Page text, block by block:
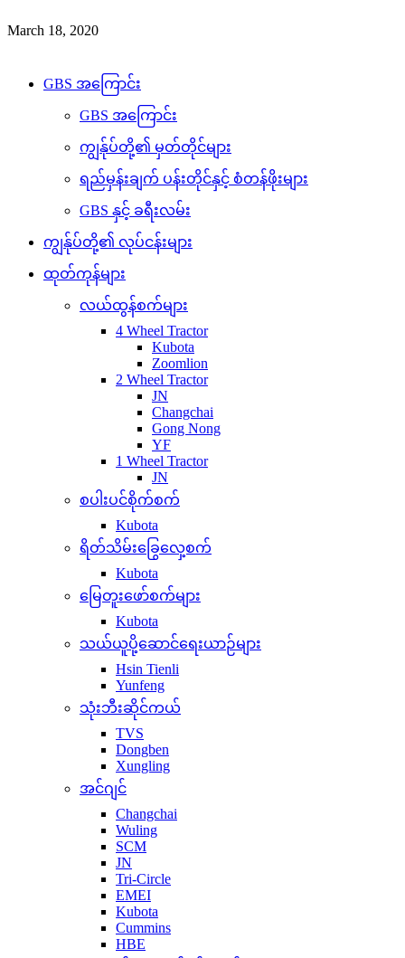
March 18, 2020
GBS အကြောင်း
GBS အကြောင်း
ကျွန်ုပ်တို့၏ မှတ်တိုင်များ
ရည်မှန်းချက် ပန်းတိုင်နှင့် စံတန်ဖိုးများ
GBS နှင့် ခရီးလမ်း
ကျွန်ုပ်တို့၏ လုပ်ငန်းများ
ထုတ်ကုန်များ
လယ်ထွန်စက်များ
4 Wheel Tractor
Kubota
Zoomlion
2 Wheel Tractor
JN
Changchai
Gong Nong
YF
1 Wheel Tractor
JN
စပါးပင်စိုက်စက်
Kubota
ရိတ်သိမ်းခြွေလှေ့စက်
Kubota
မြေတူးဖော်စက်များ
Kubota
သယ်ယူပို့ဆောင်ရေးယာဉ်များ
Hsin Tienli
Yunfeng
သုံးဘီးဆိုင်ကယ်
TVS
Dongben
Xungling
အင်ဂျင်
Changchai
Wuling
SCM
JN
Tri-Circle
EMEI
Kubota
Cummins
HBE